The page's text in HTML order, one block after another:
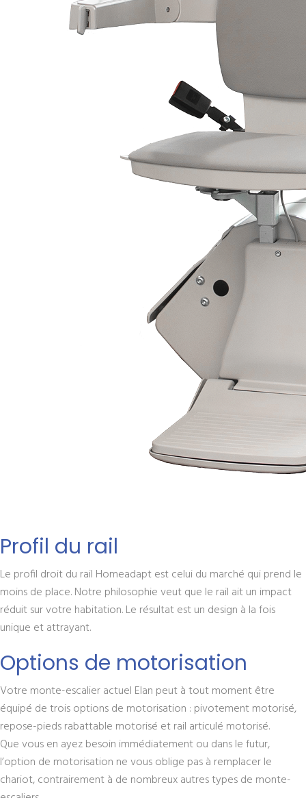
Profil du rail
Le profil droit du rail Homeadapt est celui du marché qui prend le
moins de place. Notre philosophie veut que le rail ait un impact
réduit sur votre habitation. Le résultat est un design à la fois
unique et attrayant.
Options de motorisation
Votre monte-escalier actuel Elan peut à tout moment être
équipé de trois options de motorisation : pivotement motorisé,
repose-pieds rabattable motorisé et rail articulé motorisé.
Que vous en ayez besoin immédiatement ou dans le futur,
l’option de motorisation ne vous oblige pas à remplacer le
chariot, contrairement à de nombreux autres types de monte-